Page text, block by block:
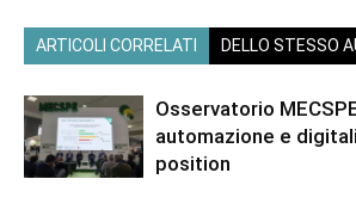
ARTICOLI CORRELATI DELLO STESSO
Osservatorio
automazione e
position